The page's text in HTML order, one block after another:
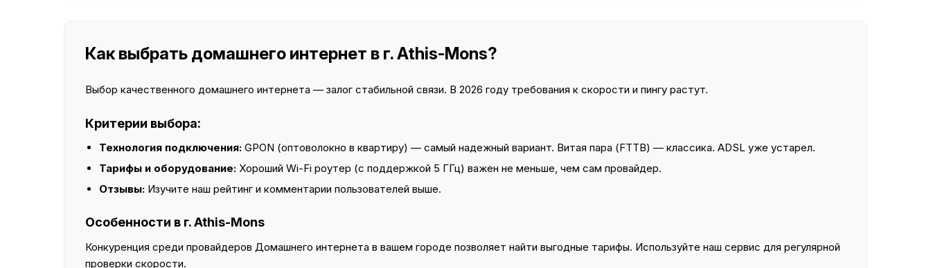
Как выбрать домашнего интернет в г. Athis-Mons?
Выбор качественного домашнего интернета — залог стабильной связи. В 2026 году требования к скорости и пингу растут.
Критерии выбора:
Технология подключения: GPON (оптоволокно в квартиру) — самый надежный вариант. Витая пара (FTTB) — классика. ADSL уже устарел.
Тарифы и оборудование: Хороший Wi-Fi роутер (с поддержкой 5 ГГц) важен не меньше, чем сам провайдер.
Отзывы: Изучите наш рейтинг и комментарии пользователей выше.
Особенности в г. Athis-Mons
Конкуренция среди провайдеров Домашнего интернета в вашем городе позволяет найти выгодные тарифы. Используйте наш сервис для регулярной
проверки скорости.